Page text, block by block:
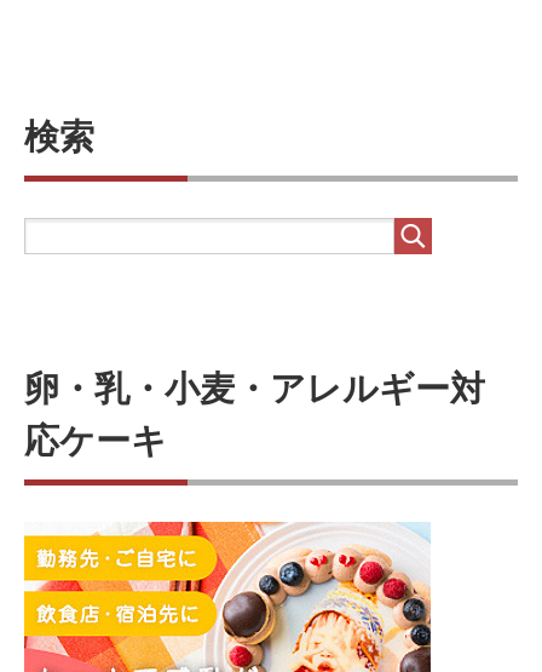
検索
卵・乳・小麦・アレルギー対
応ケーキ